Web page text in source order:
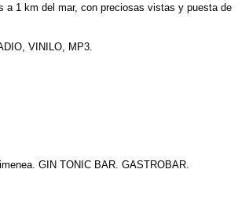
a 1 km del mar, con preciosas vistas y puesta de
VINILO, MP3.
GIN TONIC BAR. GASTROBAR.